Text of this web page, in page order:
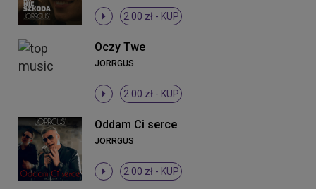
2.00 zł - KUP
Oczy Twe
JORRGUS
2.00 zł - KUP
Oddam Ci serce
JORRGUS
2.00 zł - KUP